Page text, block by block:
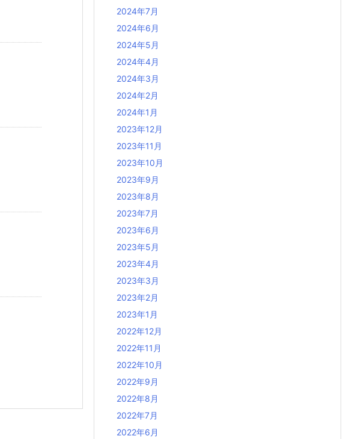
2024年7月
2024年6月
2024年5月
2024年4月
2024年3月
2024年2月
2024年1月
2023年12月
2023年11月
2023年10月
2023年9月
2023年8月
2023年7月
2023年6月
2023年5月
2023年4月
2023年3月
2023年2月
2023年1月
2022年12月
2022年11月
2022年10月
2022年9月
2022年8月
2022年7月
2022年6月